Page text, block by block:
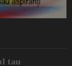
tau